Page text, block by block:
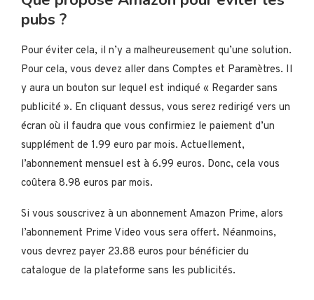
pubs ?
Pour éviter cela, il n’y a malheureusement qu’une solution.
Pour cela, vous devez aller dans Comptes et Paramètres. Il
y aura un bouton sur lequel est indiqué « Regarder sans
publicité ». En cliquant dessus, vous serez redirigé vers un
écran où il faudra que vous confirmiez le paiement d’un
supplément de 1.99 euro par mois. Actuellement,
l’abonnement mensuel est à 6.99 euros. Donc, cela vous
coûtera 8.98 euros par mois.
Si vous souscrivez à un abonnement Amazon Prime, alors
l’abonnement Prime Video vous sera offert. Néanmoins,
vous devrez payer 23.88 euros pour bénéficier du
catalogue de la plateforme sans les publicités.